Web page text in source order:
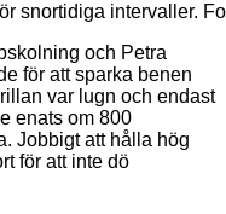
snortidiga intervaller.
och Petra
för att sparka benen
var lugn och endast
enats om 800
Jobbigt att hålla hög
för att inte dö